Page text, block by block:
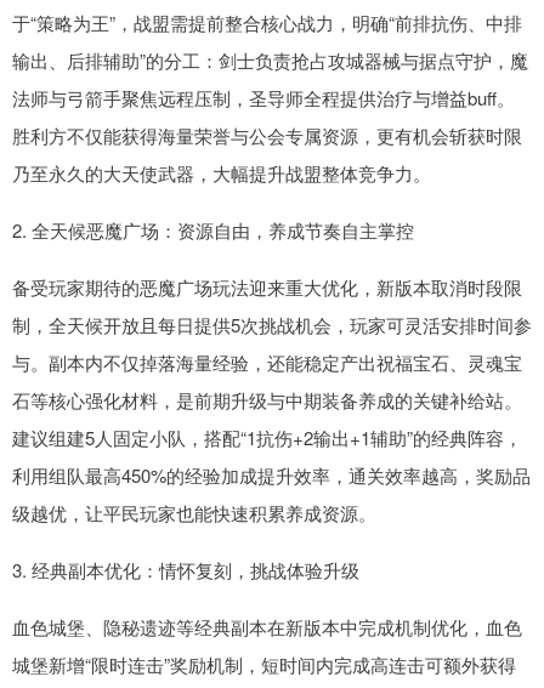
于“策略为王”，战盟需提前整合核心战力，明确“前排抗伤、中排
输出、后排辅助”的分工：剑士负责抢占攻城器械与据点守护，魔
法师与弓箭手聚焦远程压制，圣导师全程提供治疗与增益buff。
胜利方不仅能获得海量荣誉与公会专属资源，更有机会斩获时限
乃至永久的大天使武器，大幅提升战盟整体竞争力。
2. 全天候恶魔广场：资源自由，养成节奏自主掌控
备受玩家期待的恶魔广场玩法迎来重大优化，新版本取消时段限
制，全天候开放且每日提供5次挑战机会，玩家可灵活安排时间参
与。副本内不仅掉落海量经验，还能稳定产出祝福宝石、灵魂宝
石等核心强化材料，是前期升级与中期装备养成的关键补给站。
建议组建5人固定小队，搭配“1抗伤+2输出+1辅助”的经典阵容，
利用组队最高450%的经验加成提升效率，通关效率越高，奖励品
级越优，让平民玩家也能快速积累养成资源。
3. 经典副本优化：情怀复刻，挑战体验升级
血色城堡、隐秘遗迹等经典副本在新版本中完成机制优化，血色
城堡新增“限时连击”奖励机制，短时间内完成高连击可额外获得